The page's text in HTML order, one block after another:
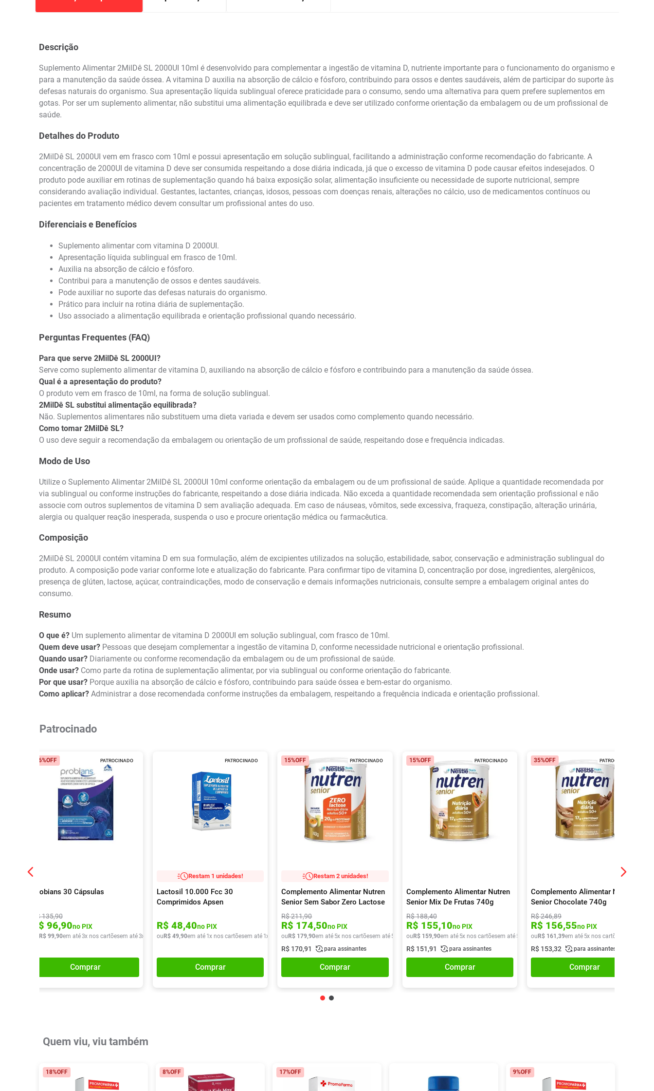
Descrição
Suplemento Alimentar 2MilDê SL 2000UI 10ml é desenvolvido para complementar a ingestão de vitamina D, nutriente importante para o funcionamento do organismo e
para a manutenção da saúde óssea. A vitamina D auxilia na absorção de cálcio e fósforo, contribuindo para ossos e dentes saudáveis, além de participar do suporte às
defesas naturais do organismo. Sua apresentação líquida sublingual oferece praticidade para o consumo, sendo uma alternativa para quem prefere suplementos em
gotas. Por ser um suplemento alimentar, não substitui uma alimentação equilibrada e deve ser utilizado conforme orientação da embalagem ou de um profissional de
saúde.
Detalhes do Produto
2MilDê SL 2000UI vem em frasco com 10ml e possui apresentação em solução sublingual, facilitando a administração conforme recomendação do fabricante. A
concentração de 2000UI de vitamina D deve ser consumida respeitando a dose diária indicada, já que o excesso de vitamina D pode causar efeitos indesejados. O
produto pode auxiliar em rotinas de suplementação quando há baixa exposição solar, alimentação insuficiente ou necessidade de suporte nutricional, sempre
considerando avaliação individual. Gestantes, lactantes, crianças, idosos, pessoas com doenças renais, alterações no cálcio, uso de medicamentos contínuos ou
pacientes em tratamento médico devem consultar um profissional antes do uso.
Diferenciais e Benefícios
Suplemento alimentar com vitamina D 2000UI.
Apresentação líquida sublingual em frasco de 10ml.
Auxilia na absorção de cálcio e fósforo.
Contribui para a manutenção de ossos e dentes saudáveis.
Pode auxiliar no suporte das defesas naturais do organismo.
Prático para incluir na rotina diária de suplementação.
Uso associado a alimentação equilibrada e orientação profissional quando necessário.
Perguntas Frequentes (FAQ)
Para que serve 2MilDê SL 2000UI?
Serve como suplemento alimentar de vitamina D, auxiliando na absorção de cálcio e fósforo e contribuindo para a manutenção da saúde óssea.
Qual é a apresentação do produto?
O produto vem em frasco de 10ml, na forma de solução sublingual.
2MilDê SL substitui alimentação equilibrada?
Não. Suplementos alimentares não substituem uma dieta variada e devem ser usados como complemento quando necessário.
Como tomar 2MilDê SL?
O uso deve seguir a recomendação da embalagem ou orientação de um profissional de saúde, respeitando dose e frequência indicadas.
Modo de Uso
Utilize o Suplemento Alimentar 2MilDê SL 2000UI 10ml conforme orientação da embalagem ou de um profissional de saúde. Aplique a quantidade recomendada por
via sublingual ou conforme instruções do fabricante, respeitando a dose diária indicada. Não exceda a quantidade recomendada sem orientação profissional e não
associe com outros suplementos de vitamina D sem avaliação adequada. Em caso de náuseas, vômitos, sede excessiva, fraqueza, constipação, alteração urinária,
alergia ou qualquer reação inesperada, suspenda o uso e procure orientação médica ou farmacêutica.
Composição
2MilDê SL 2000UI contém vitamina D em sua formulação, além de excipientes utilizados na solução, estabilidade, sabor, conservação e administração sublingual do
produto. A composição pode variar conforme lote e atualização do fabricante. Para confirmar tipo de vitamina D, concentração por dose, ingredientes, alergênicos,
presença de glúten, lactose, açúcar, contraindicações, modo de conservação e demais informações nutricionais, consulte sempre a embalagem original antes do
consumo.
Resumo
O que é? Um suplemento alimentar de vitamina D 2000UI em solução sublingual, com frasco de 10ml.
Quem deve usar? Pessoas que desejam complementar a ingestão de vitamina D, conforme necessidade nutricional e orientação profissional.
Quando usar? Diariamente ou conforme recomendação da embalagem ou de um profissional de saúde.
Onde usar? Como parte da rotina de suplementação alimentar, por via sublingual ou conforme orientação do fabricante.
Por que usar? Porque auxilia na absorção de cálcio e fósforo, contribuindo para saúde óssea e bem-estar do organismo.
Como aplicar? Administrar a dose recomendada conforme instruções da embalagem, respeitando a frequência indicada e orientação profissional.
Patrocinado
PATROCINADO
26%OFF
Probians 30 Cápsulas
R$135,90
R$ 96,90no PIX
R$ 99,90em até3x nos cartõesem até3x de R$ 33,30
Comprar
PATROCINADO
Restam 1 unidades!
Lactosil 10.000 Fcc 30
Comprimidos Apsen
R$ 48,40no PIX
ou R$ 49,90em até 1x nos cartõesem até 1x de R$ 49,90
Comprar
PATROCINADO
15%OFF
Restam 2 unidades!
Complemento Alimentar Nutren
Senior Sem Sabor Zero Lactose
740g
R$211,90
R$ 174,50no PIX
ou R$ 179,90em até 5x nos cartõesem até 5 R$ 35 ,98
R$ 170,91 para assinantes
Comprar
PATROCINADO
15%OFF
Complemento Alimentar Nutren
Senior Mix De Frutas 740g
R$188,40
R$ 155,10no PIX
ou R$ 159,90em até 5x nos cartõesem até 5 R$ 31 ,98
R$ 151,91 para assinantes
Comprar
PATROCINADO
35%OFF
Complemento Alimentar Nutren
Senior Chocolate 740g
R$246,89
R$ 156,55no PIX
ou R$ 161 ,39em até 5x nos cartões
R$ 153,32 para assinantes
Comprar
Quem viu, viu também
18%OFF 8%OFF 17%OFF 9%OFF